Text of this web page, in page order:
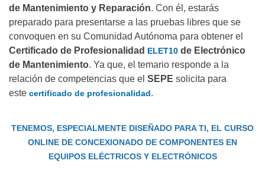
de Mantenimiento y Reparación. Con él, estarás
preparado para presentarse a las pruebas libres que se
convoquen en su Comunidad Autónoma para obtener el
Certificado de Profesionalidad ELET10 de Electrónico
de Mantenimiento. Ya que, el temario responde a la
relación de competencias que el SEPE solicita para
este certificado de profesionalidad.
TENEMOS, ESPECIALMENTE DISEÑADO PARA TI, EL CURSO
ONLINE DE CONCEXIONADO DE COMPONENTES EN
EQUIPOS ELÉCTRICOS Y ELECTRÓNICOS